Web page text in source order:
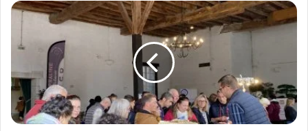
Les
Rendez-
du
Chocolat
ont
été
à
croquer